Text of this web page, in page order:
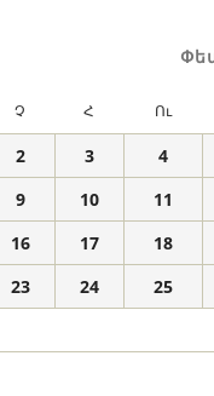
Չ Հ Ու
2 3 4
9 10 11
16 17 18
23 24 25